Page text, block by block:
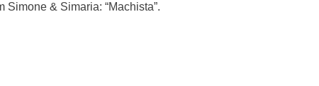
& Simaria: “Machista”.